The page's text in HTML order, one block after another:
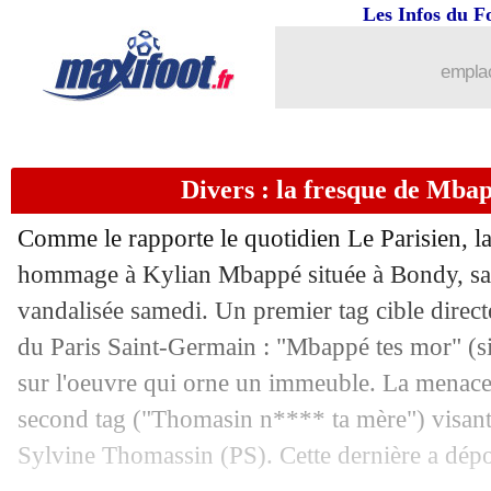
Les Infos du
Divers : la fresque de
Comme le rapporte le quotidien Le Parisien,
hommage à Kylian Mbappé située à Bondy,
vandalisée samedi. Un premier tag cible
du Paris Saint-Germain : "Mbappé tes mor"
sur l'oeuvre qui orne un immeuble. La
second tag ("Thomasin n**** ta mère")
Sylvine Thomassin (PS). Cette dernière a
: Rothen s'en prend à Genesio
11/01 Lorient: Grbic prêté au Vitesse
: Kroos y finira bien sa carrière
11/01 Barça: Dest n'a pas l'intention de
11/01 Reims: Cafaro file en Belgique
11/01 Lyon : Reine-Adélaïde de retour à
11/01 Liverpool : son avenir, Salah met la